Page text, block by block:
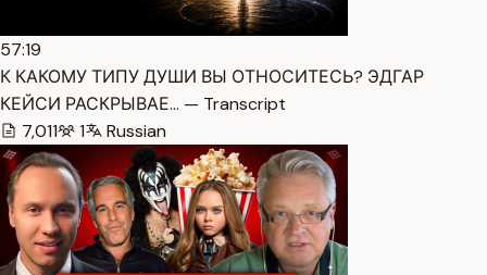
57:19
К КАКОМУ ТИПУ ДУШИ ВЫ ОТНОСИТЕСЬ? ЭДГАР
КЕЙСИ РАСКРЫВАЕ… — Transcript
7,011
1 Russian